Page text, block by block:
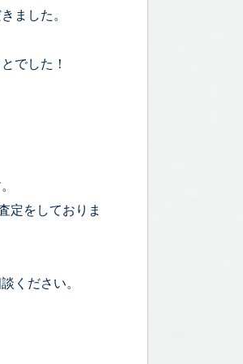
ました。
でした！
定をしておりま
ください。